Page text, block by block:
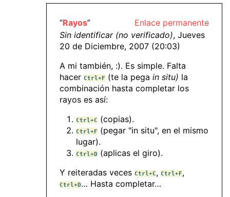
Enlace permanente
“Rayos”
Sin identificar (no verificado), Jueves
20 de Diciembre, 2007 (20:03)
A mi también, :). Es simple. Falta
hacer Ctrl+F (te la pega in situ) la
combinación hasta completar los
rayos es así:
Ctrl+C (copias).
Ctrl+F (pegar "in situ", en el mismo
lugar).
Ctrl+D (aplicas el giro).
Y reiteradas veces Ctrl+C, Ctrl+F,
Ctrl+D… Hasta completar…